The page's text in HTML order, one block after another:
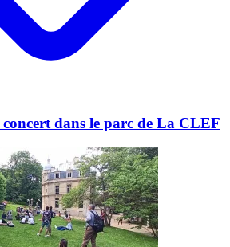
dans le parc de La CLEF